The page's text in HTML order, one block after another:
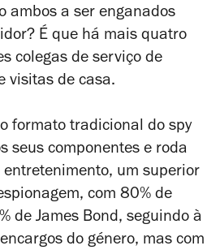
ambos a ser enganados
É que há mais quatro
colegas de serviço de
visitas de casa.
formato tradicional do spy
seus componentes e roda
um superior
com 80% de
de James Bond, seguindo à
do género, mas com